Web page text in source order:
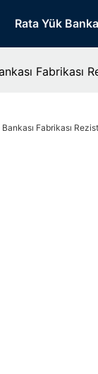
Rata Yük
Fabrikası